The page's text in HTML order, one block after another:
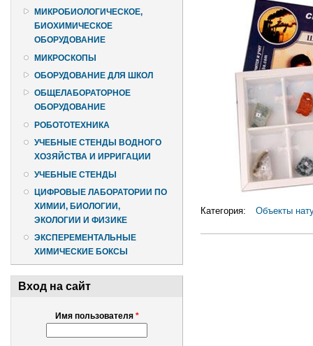
МИКРОБИОЛОГИЧЕСКОЕ,
БИОХИМИЧЕСКОЕ
ОБОРУДОВАНИЕ
МИКРОСКОПЫ
ОБОРУДОВАНИЕ ДЛЯ ШКОЛ
ОБЩЕЛАБОРАТОРНОЕ
ОБОРУДОВАНИЕ
РОБОТОТЕХНИКА
УЧЕБНЫЕ СТЕНДЫ ВОДНОГО
ХОЗЯЙСТВА И ИРРИГАЦИИ
УЧЕБНЫЕ СТЕНДЫ
ЦИФРОВЫЕ ЛАБОРАТОРИИ ПО
ХИМИИ, БИОЛОГИИ,
ЭКОЛОГИИ И ФИЗИКЕ
ЭКСПЕРЕМЕНТАЛЬНЫЕ
ХИМИЧЕСКИЕ БОКСЫ
Вход на сайт
Имя пользователя *
Категория: Объекты